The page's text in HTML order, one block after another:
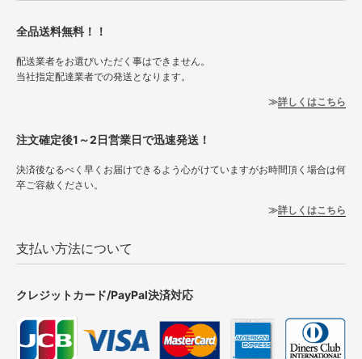
全品送料無料！！
配送業者をお選びいただく事はできません。
当社指定配達業者での発送となります。
詳しくはこちら
注文確定後1～2日営業日で迅速発送！
決済後なるべく早くお届けできるよう心がけていますがお時間頂く場合は何
卒ご容赦ください。
詳しくはこちら
支払い方法について
クレジットカード/PayPal決済対応